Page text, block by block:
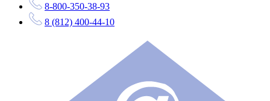
8-800-350-38-93
8 (812) 400-44-10